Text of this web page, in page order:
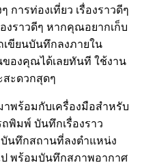
การท่องเที่ยว เรื่องราวดีๆ
งราวดีๆ หากคุณอยากเก็บ
ขียนบันทึกลงภายใน
ของคุณได้เลยทันที ใช้งาน
สะดวกสุดๆ
าพร้อมกับเครื่องมือสำหรับ
พิมพ์ บันทึกเรื่องราว
นทึกสถานที่ลงตำแหน่ง
ป พร้อมบันทึกสภาพอากาศ